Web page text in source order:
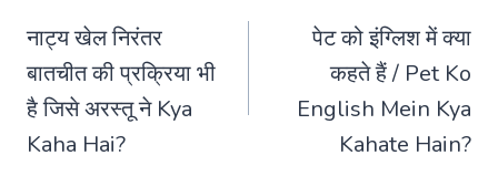
navigation
नाट्य खेल निरंतर
बातचीत की प्रक्रिया भी
है जिसे अरस्तू ने Kya
Kaha Hai?
पेट को इंग्लिश में क्या
कहते हैं / Pet Ko
English Mein Kya
Kahate Hain?